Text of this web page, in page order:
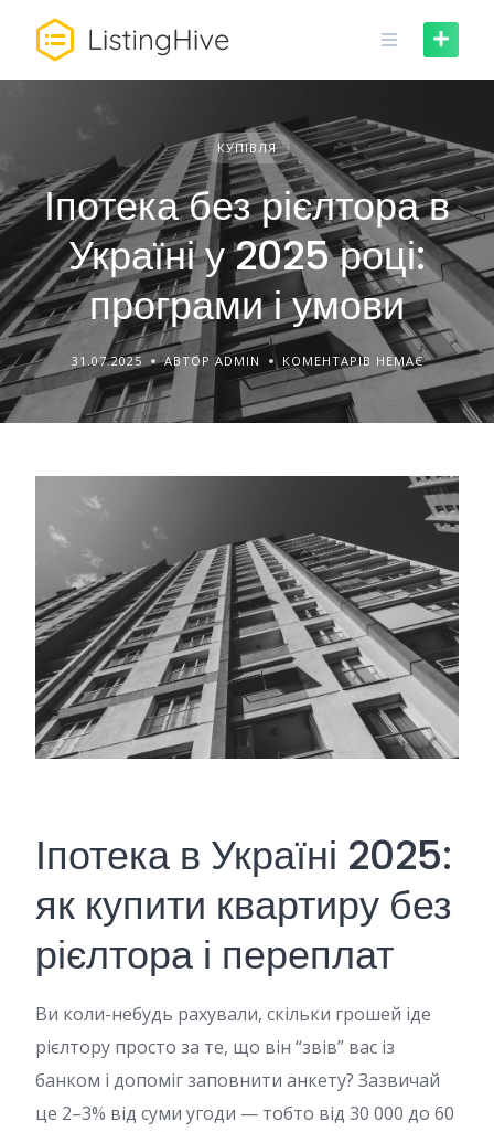
content
КУПІВЛЯ
Іпотека без рієлтора в
Україні у 2025 році:
програми і умови
31.07.2025 АВТОР ADMIN КОМЕНТАРІВ НЕМАЄ
Іпотека в Україні 2025:
як купити квартиру без
рієлтора і переплат
Ви коли-небудь рахували, скільки грошей іде
рієлтору просто за те, що він “звів” вас із
банком і допоміг заповнити анкету? Зазвичай
це 2–3% від суми угоди — тобто від 30 000 до 60